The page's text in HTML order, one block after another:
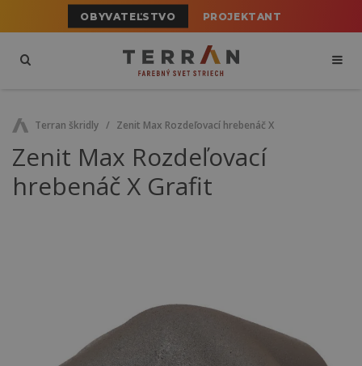
OBYVATEĽSTVO PROJEKTANT
Terran škridly Zenit Max Rozdeľovací hrebenáč X
Zenit Max Rozdeľovací
hrebenáč X Grafit